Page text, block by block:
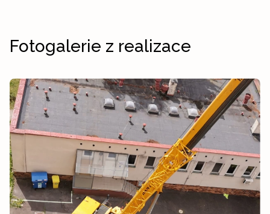
Fotogalerie z realizace